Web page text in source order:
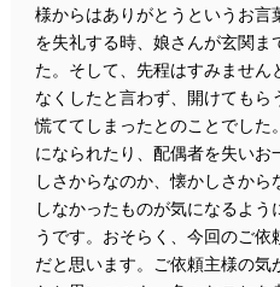
様からはありがとうというお言
を失礼する時、娘さんが玄関ま
た。そして、先程はすみません
なくしたと言わず、開けても
慌ててしまったとのことでした
になられたり、配偶者を失いお
しさからなのか、懐かしさか
しなかったものが気になるよう
うです。おそらく、今回のご
だと思います。ご依頼主様の気